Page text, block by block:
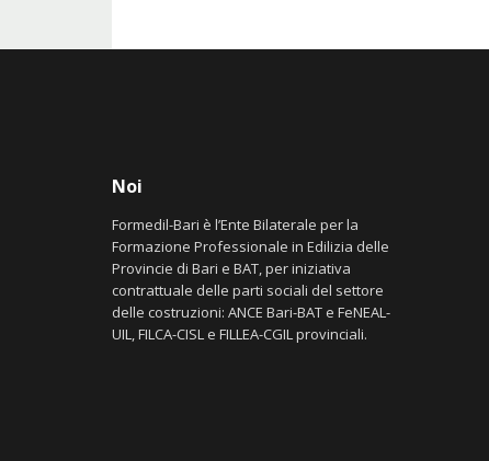
Noi
Formedil-Bari è l’Ente Bilaterale per la
Formazione Professionale in Edilizia delle
Provincie di Bari e BAT, per iniziativa
contrattuale delle parti sociali del settore
delle costruzioni: ANCE Bari-BAT e FeNEAL-
UIL, FILCA-CISL e FILLEA-CGIL provinciali.